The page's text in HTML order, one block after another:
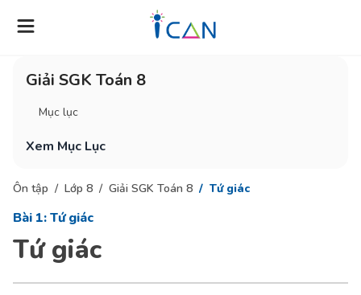
Giải SGK Toán 8
Mục lục
Xem Mục Lục
Ôn tập Lớp 8 Giải SGK Toán 8 Tứ giác
Bài 1: Tứ giác
Tứ giác